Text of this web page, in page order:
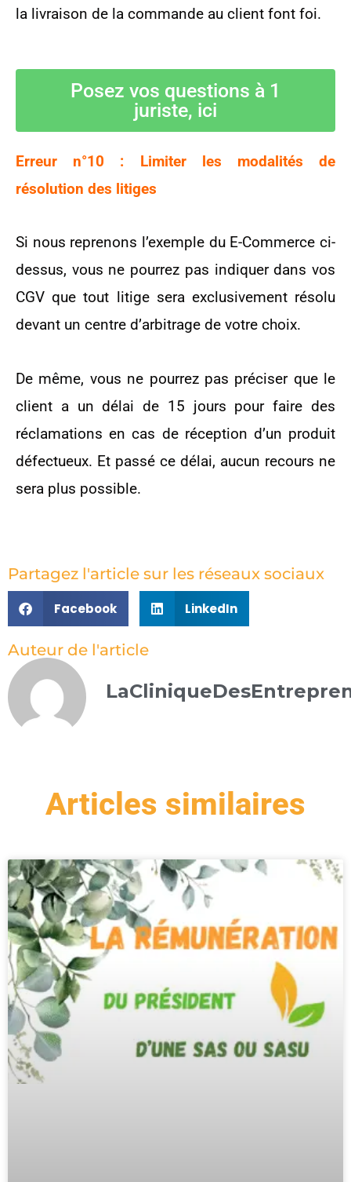
la livraison de la commande au client font foi.
Posez vos questions à 1
juriste, ici
Erreur n°10 : Limiter les modalités de
résolution des litiges
Si nous reprenons l’exemple du E-Commerce ci-
dessus, vous ne pourrez pas indiquer dans vos
CGV que tout litige sera exclusivement résolu
devant un centre d’arbitrage de votre choix.
De même, vous ne pourrez pas préciser que le
client a un délai de 15 jours pour faire des
réclamations en cas de réception d’un produit
défectueux. Et passé ce délai, aucun recours ne
sera plus possible.
Partagez l'article sur les réseaux sociaux
Facebook LinkedIn
Auteur de l'article
Articles similaires